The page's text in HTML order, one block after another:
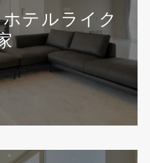
テルライク